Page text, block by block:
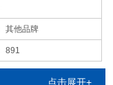
其他品牌
891
点击展开+